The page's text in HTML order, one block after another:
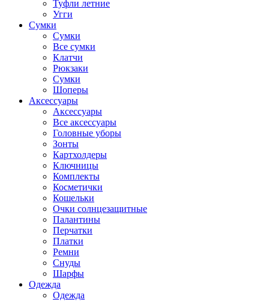
Туфли летние
Угги
Сумки
Сумки
Все сумки
Клатчи
Рюкзаки
Сумки
Шоперы
Аксессуары
Аксессуары
Все аксессуары
Головные уборы
Зонты
Картхолдеры
Ключницы
Комплекты
Косметички
Кошельки
Очки солнцезащитные
Палантины
Перчатки
Платки
Ремни
Снуды
Шарфы
Одежда
Одежда